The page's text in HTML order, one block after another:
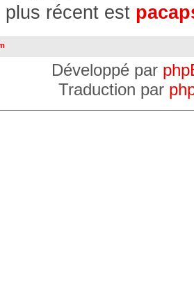
plus récent est
Développé par
Traduction par